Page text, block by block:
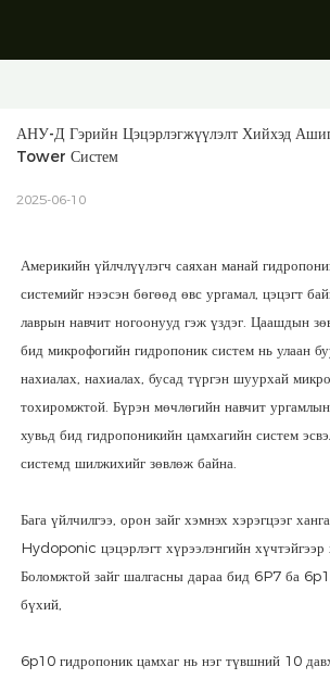
АНУ-Д Гэрийн Цэцэрлэгжүүлэлт Хийхэд
Tower Систем
2025-06-10
Америкийн үйлчлүүлэгч саяхан манай
системийг нээсэн бөгөөд өвс ургамал, цэцэгт
лаврын навчит ногоонууд гэж үздэг. Цаашдын
бид микрофогийн гидропоник систем нь улаан
нахиалах, нахиалах, бусад түргэн шуурхай
тохиромжтой. Бүрэн мөчлөгийн навчит
хувьд бид гидропоникийн цамхагийн систем
системд шилжихийг зөвлөж байна.
Бага үйлчилгээ, орон зайг хэмнэх хэрэгцээг
Hydoponic цэцэрлэгт хүрээлэнгийн хүчтэйгээр
Боломжтой зайг шалгасны дараа бид 6P7 ба
бүхий,
6p10 гидропоник цамхаг нь нэг түвшний 10